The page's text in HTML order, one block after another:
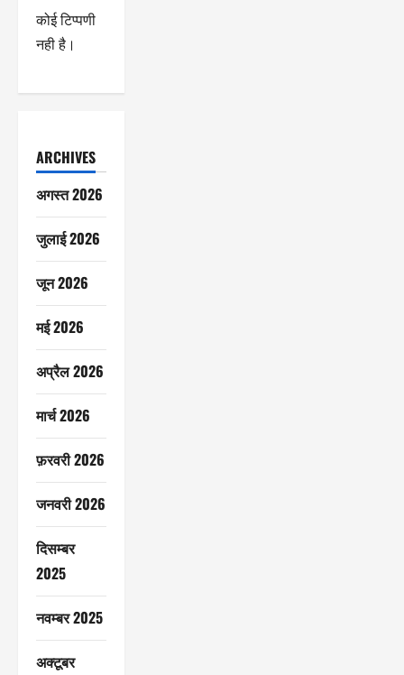
कोई टिप्पणी
नही है।
ARCHIVES
अगस्त 2026
जुलाई 2026
जून 2026
मई 2026
अप्रैल 2026
मार्च 2026
फ़रवरी 2026
जनवरी 2026
दिसम्बर
2025
नवम्बर 2025
अक्टूबर